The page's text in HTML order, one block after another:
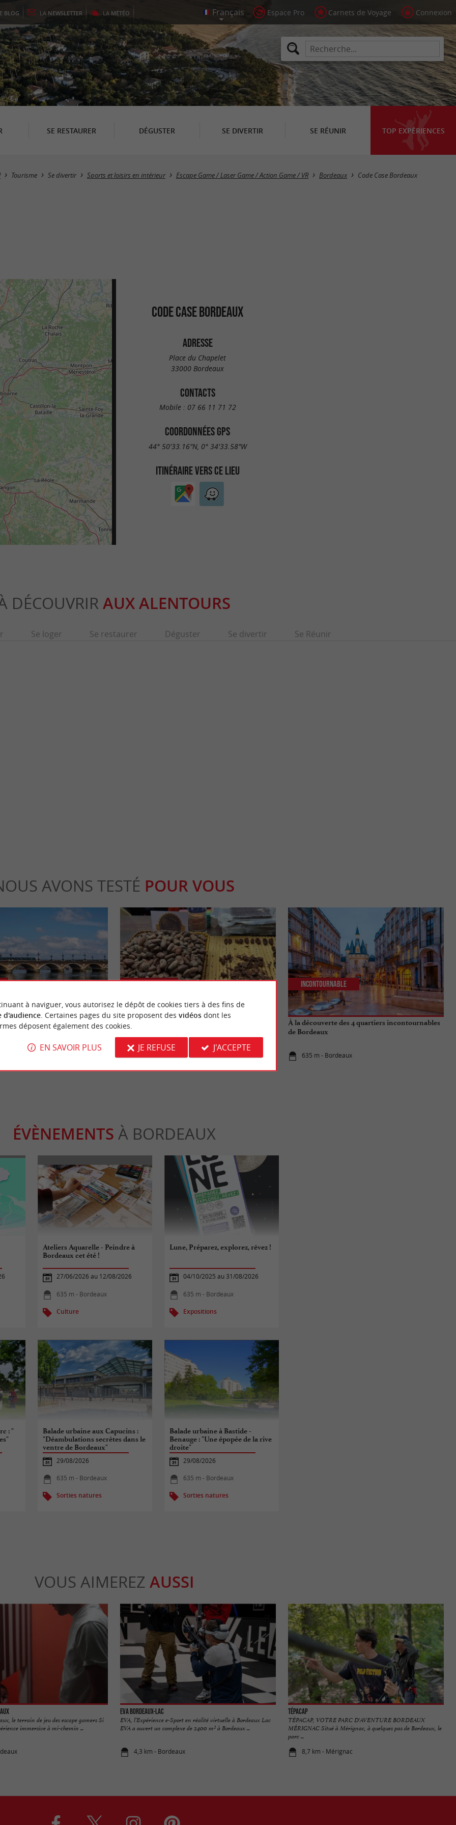
BLOG LA NEWSLETTER LA MÉTÉO Espace Pro Carnets de Voyage Connexion
SE RESTAURER DÉGUSTER SE DIVERTIR SE RÉUNIR TOP EXPÉRIENCES
Tourisme Se divertir Sports et loisirs en intérieur Escape Game / Laser Game / Action Game / VR Bordeaux Code Case Bordeaux
CODE CASE BORDEAUX
ADRESSE
Place du Chapelet
33000 Bordeaux
CONTACTS
Mobile : 07 66 11 71 72
COORDONNÉES GPS
44° 50'33.16"N, 0° 34'33.58"W
ITINÉRAIRE VERS CE LIEU
DÉCOUVRIR AUX ALENTOURS
Se loger Se restaurer Déguster Se divertir Se Réunir
AVONS TESTÉ POUR VOUS
de Pierre à Bordeaux : Tout ce
vos déplacements de l'été 2026
Festival Showcolat Bordeaux 2026 : Une
635 m - Bordeaux
Gourmande
À la découverte des 4 quartiers incontournables
de Bordeaux
635 m - Bordeaux
Incontournable
ÉVÈNEMENTS À BORDEAUX
Ateliers Aquarelle - Peindre à
Bordeaux cet été !
27/06/2026 au 12/08/2026
635 m - Bordeaux
Culture
Lune, Préparez, explorez, rêvez !
04/10/2025 au 31/08/2026
635 m - Bordeaux
Expositions
: "
Balade urbaine aux Capucins :
"Déambulations secrètes dans le
ventre de Bordeaux"
29/08/2026
635 m - Bordeaux
Sorties natures
Balade urbaine à Bastide -
Benauge : "Une épopée de la rive
droite"
29/08/2026
635 m - Bordeaux
Sorties natures
VOUS AIMEREZ AUSSI
le terrain de jeu des escape gamers Si
immersive à mi-chemin ...
EVA Bordeaux-Lac
EVA, l’Expérience e-Sport en réalité virtuelle à Bordeaux Lac
EVA a ouvert un complexe de 2400 m² à Bordeaux ...
4,3 km - Bordeaux
Tépacap
TÉPACAP, VOTRE PARC D'AVENTURE BORDEAUX
MÉRIGNAC Situé à Mérignac, à quelques pas de Bordeaux, le
parc ...
8,7 km - Mérignac
à naviguer, vous autorisez le dépôt de cookies tiers à des fins de
d'audience. Certaines pages du site proposent des vidéosdont les
déposent également des cookies.
EN SAVOIR PLUS JE REFUSE J'ACCEPTE